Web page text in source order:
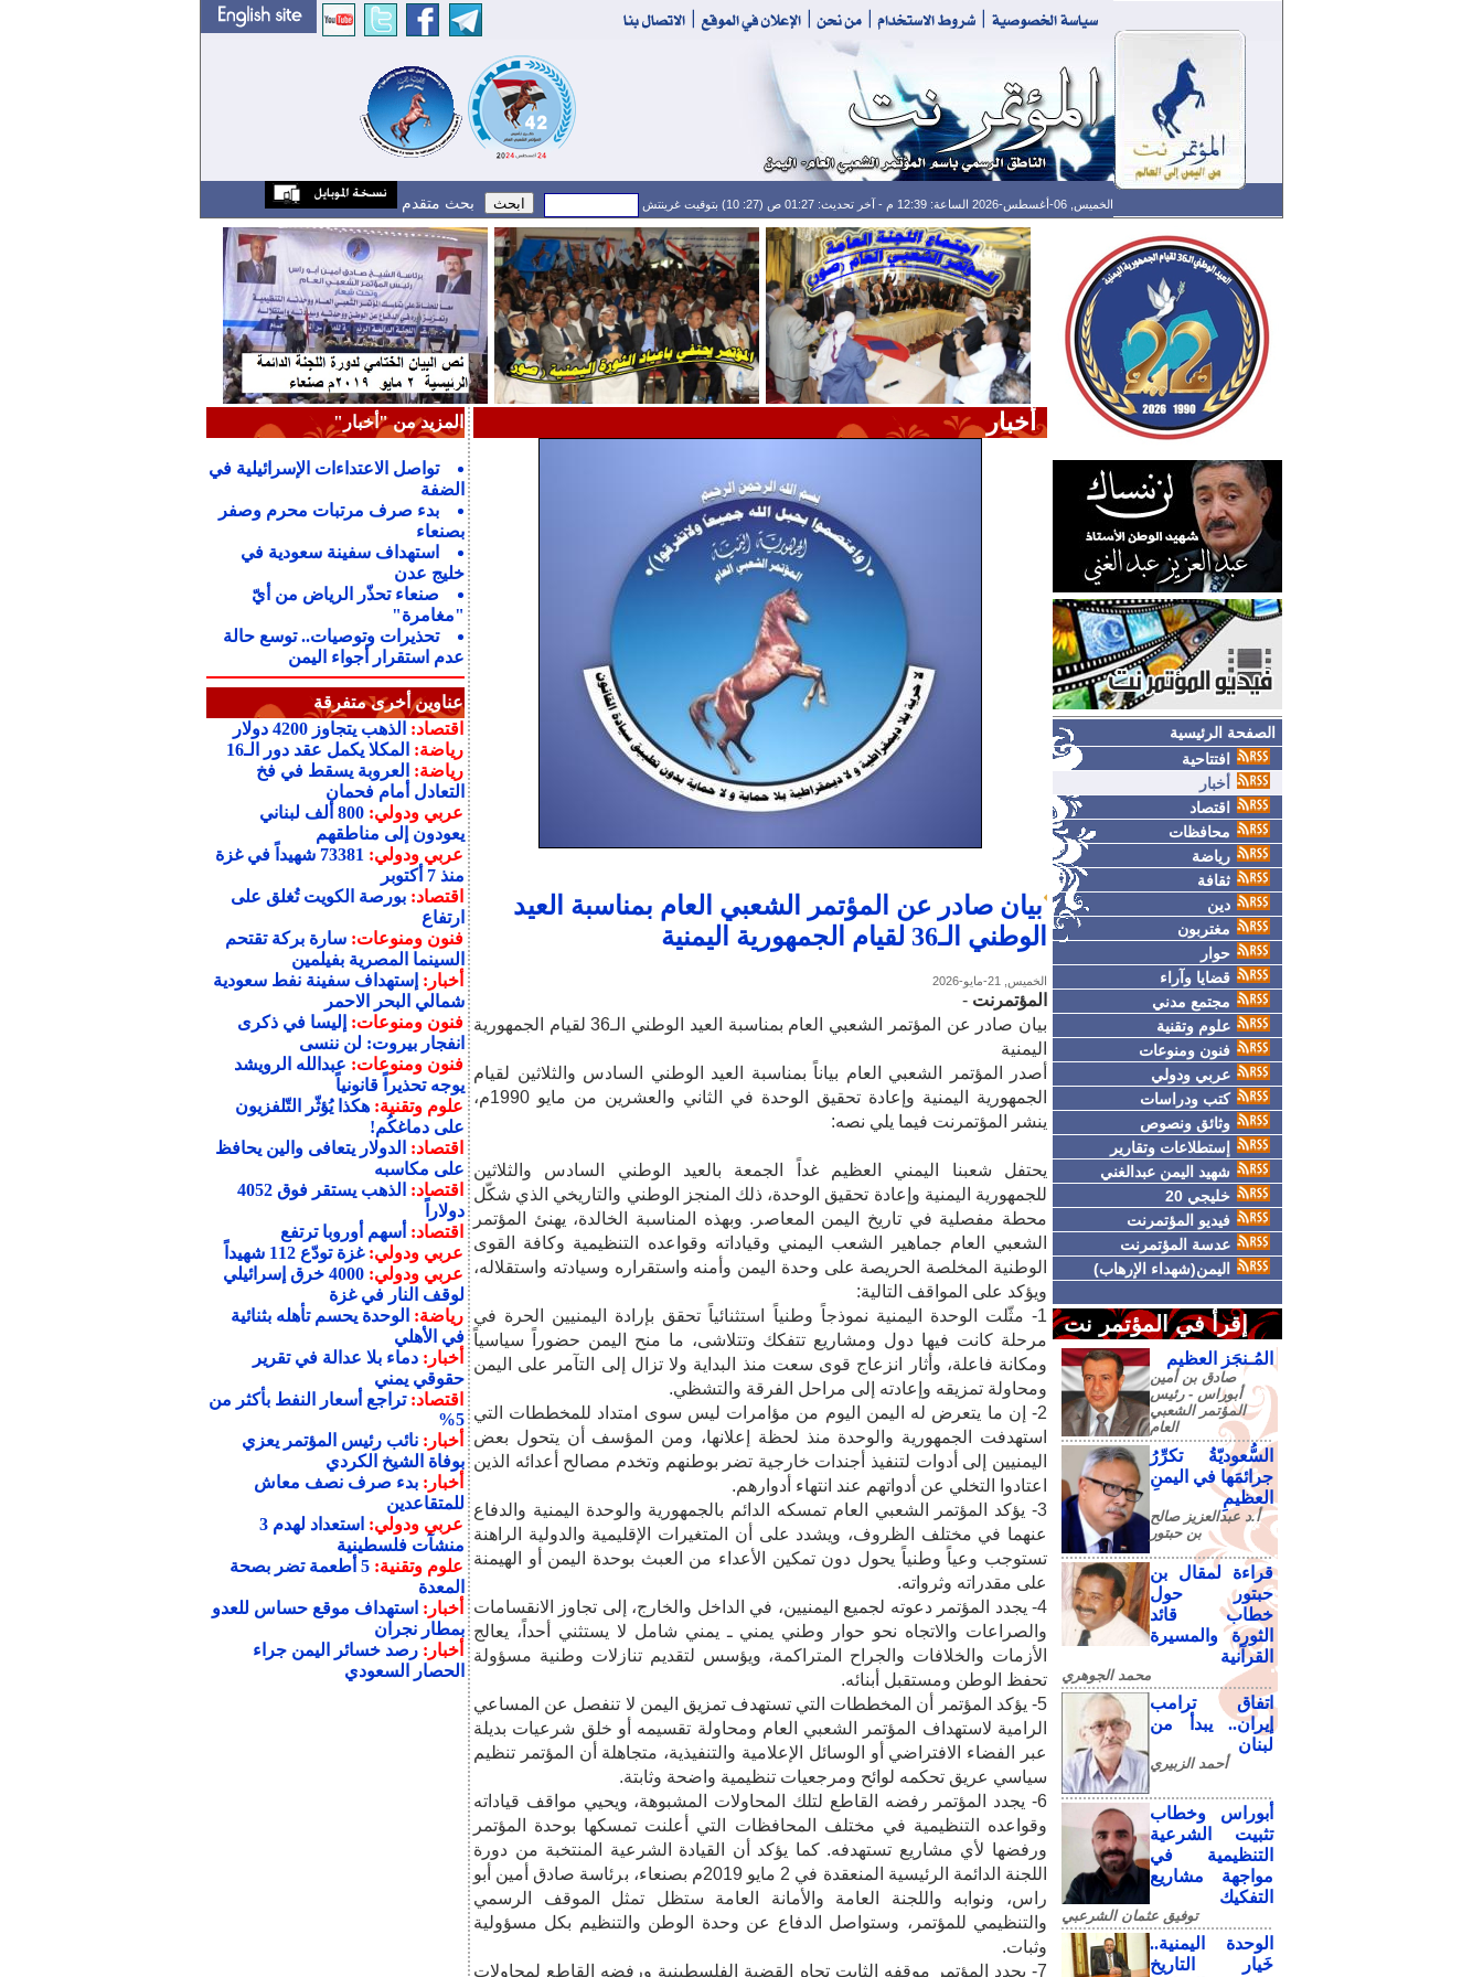
الخميس, 06-أغسطس-2026 الساعة: 12:39 م - آخر تحديث: 01:27 ص (27: 10) بتوقيت غرينتش بحث متقدم
الصفحة الرئيسية
افتتاحية
أخبار
اقتصاد
محافظات
رياضة
ثقافة
دين
مغتربون
حوار
قضايا وآراء
مجتمع مدني
علوم وتقنية
فنون ومنوعات
عربي ودولي
كتب ودراسات
وثائق ونصوص
إستطلاعات وتقارير
شهيد اليمن عبدالغني
خليجي 20
فيديو المؤتمرنت
عدسة المؤتمرنت
اليمن(شهداء الإرهاب)
إقرأ في المؤتمر نت
المُـنجَز العظيم
صادق‮ ‬بن‮ ‬أمين‮
‬أبوراس - رئيس‮
‬المؤتمر‮ ‬الشعبي‮
‬العام
السُّعوديّةُ تكرِّرُ
جرائمَها في اليمنِ
العظيمِ
أ.د عبدالعزيز صالح
بن حبتور
قراءة لمقال بن
حبتور حول
خطاب قائد
الثورة والمسيرة
القرآنية
محمد الجوهري
اتفاق ترامب
إيران.. يبدأ من
لبنان
أحمد الزبيري
أبوراس وخطاب
تثبيت الشرعية
التنظيمية في
مواجهة مشاريع
التفكيك
توفيق عثمان الشرعبي
الوحدة اليمنية..
خَيار التاريخ
أخبار
بيان صادر عن المؤتمر الشعبي العام بمناسبة العيد
الوطني الـ36 لقيام الجمهورية اليمنية
الخميس, 21-مايو-2026
المؤتمرنت -
بيان صادر عن المؤتمر الشعبي العام بمناسبة العيد الوطني الـ36 لقيام الجمهورية
اليمنية
أصدر المؤتمر الشعبي العام بياناً بمناسبة العيد الوطني السادس والثلاثين لقيام
الجمهورية اليمنية وإعادة تحقيق الوحدة في الثاني والعشرين من مايو 1990م،
ينشر المؤتمرنت فيما يلي نصه:
يحتفل شعبنا اليمني العظيم غداً الجمعة بالعيد الوطني السادس والثلاثين
للجمهورية اليمنية وإعادة تحقيق الوحدة، ذلك المنجز الوطني والتاريخي الذي شكّل
محطة مفصلية في تاريخ اليمن المعاصر. وبهذه المناسبة الخالدة، يهنئ المؤتمر
الشعبي العام جماهير الشعب اليمني وقياداته وقواعده التنظيمية وكافة القوى
الوطنية المخلصة الحريصة على وحدة اليمن وأمنه واستقراره وسيادته واستقلاله،
ويؤكد على المواقف التالية:
1- مثّلت الوحدة اليمنية نموذجاً وطنياً استثنائياً تحقق بإرادة اليمنيين الحرة في
مرحلة كانت فيها دول ومشاريع تتفكك وتتلاشى، ما منح اليمن حضوراً سياسياً
ومكانة فاعلة، وأثار انزعاج قوى سعت منذ البداية ولا تزال إلى التآمر على اليمن
ومحاولة تمزيقه وإعادته إلى مراحل الفرقة والتشظي.
2- إن ما يتعرض له اليمن اليوم من مؤامرات ليس سوى امتداد للمخططات التي
استهدفت الجمهورية والوحدة منذ لحظة إعلانها، ومن المؤسف أن يتحول بعض
اليمنيين إلى أدوات لتنفيذ أجندات خارجية تضر بوطنهم وتخدم مصالح أعدائه الذين
اعتادوا التخلي عن أدواتهم عند انتهاء أدوارهم.
3- يؤكد المؤتمر الشعبي العام تمسكه الدائم بالجمهورية والوحدة اليمنية والدفاع
عنهما في مختلف الظروف، ويشدد على أن المتغيرات الإقليمية والدولية الراهنة
تستوجب وعياً وطنياً يحول دون تمكين الأعداء من العبث بوحدة اليمن أو الهيمنة
على مقدراته وثرواته.
4- يجدد المؤتمر دعوته لجميع اليمنيين، في الداخل والخارج، إلى تجاوز الانقسامات
والصراعات والاتجاه نحو حوار وطني يمني ـ يمني شامل لا يستثني أحداً، يعالج
الأزمات والخلافات والجراح المتراكمة، ويؤسس لتقديم تنازلات وطنية مسؤولة
تحفظ الوطن ومستقبل أبنائه.
5- يؤكد المؤتمر أن المخططات التي تستهدف تمزيق اليمن لا تنفصل عن المساعي
الرامية لاستهداف المؤتمر الشعبي العام ومحاولة تقسيمه أو خلق شرعيات بديلة
عبر الفضاء الافتراضي أو الوسائل الإعلامية والتنفيذية، متجاهلة أن المؤتمر تنظيم
سياسي عريق تحكمه لوائح ومرجعيات تنظيمية واضحة وثابتة.
6- يجدد المؤتمر رفضه القاطع لتلك المحاولات المشبوهة، ويحيي مواقف قياداته
وقواعده التنظيمية في مختلف المحافظات التي أعلنت تمسكها بوحدة المؤتمر
ورفضها لأي مشاريع تستهدفه. كما يؤكد أن القيادة الشرعية المنتخبة من دورة
اللجنة الدائمة الرئيسية المنعقدة في 2 مايو 2019م بصنعاء، برئاسة صادق أمين أبو
راس، ونوابه واللجنة العامة والأمانة العامة ستظل تمثل الموقف الرسمي
والتنظيمي للمؤتمر، وستواصل الدفاع عن وحدة الوطن والتنظيم بكل مسؤولية
وثبات.
7- يجدد المؤتمر موقفه الثابت تجاه القضية الفلسطينية ورفضه القاطع لمحاولات
المزيد من "أخبار"
تواصل الاعتداءات الإسرائيلية في
الضفة
بدء صرف مرتبات محرم وصفر
بصنعاء
استهداف سفينة سعودية في
خليج عدن
صنعاء تحذّر الرياض من أيّ
"مغامرة"
تحذيرات وتوصيات.. توسع حالة
عدم استقرار أجواء اليمن
عناوين أخرى متفرقة
اقتصاد: الذهب يتجاوز 4200 دولار
رياضة: المكلا يكمل عقد دور الـ16
رياضة: العروبة يسقط في فخ
التعادل أمام فحمان
عربي ودولي:
800 ألف لبناني
يعودون إلى مناطقهم
عربي ودولي:
73381 شهيداً في غزة
منذ 7 أكتوبر
اقتصاد:بورصة الكويت تُغلق على
ارتفاع
فنون ومنوعات:سارة بركة تقتحم
السينما المصرية بفيلمين
أخبار: إستهداف سفينة نفط سعودية
شمالي البحر الاحمر
فنون ومنوعات: إليسا في ذكرى
انفجار بيروت: لن ننسى
فنون ومنوعات: عبدالله الرويشد
يوجه تحذيراً قانونياً
علوم وتقنية:هكذا يُؤثّر التّلفزيون
على دماغكُم!
اقتصاد: الدولار يتعافى والين يحافظ
على مكاسبه
اقتصاد:
الذهب يستقر فوق 4052
دولاراً
اقتصاد: أسهم أوروبا ترتفع
عربي ودولي:غزة تودّع 112 شهيداً
عربي ودولي:
4000 خرق إسرائيلي
لوقف النار في غزة
رياضة: الوحدة يحسم تأهله بثنائية
في الأهلي
أخبار:دماء بلا عدالة في تقرير
حقوقي يمني
اقتصاد:تراجع أسعار النفط بأكثر من
5%
أخبار:نائب رئيس المؤتمر يعزي
بوفاة الشيخ الكردي
أخبار:بدء صرف نصف معاش
للمتقاعدين
عربي ودولي:
استعداد لهدم 3
منشآت فلسطينية
علوم وتقنية:
5 أطعمة تضر بصحة
المعدة
أخبار: استهداف موقع حساس للعدو
بمطار نجران
أخبار:رصد خسائر اليمن جراء
الحصار السعودي